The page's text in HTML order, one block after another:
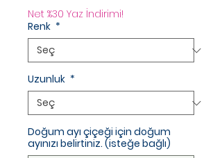
Net %30 Yaz İndirimi!
Renk *
Uzunluk *
Doğum ayı çiçeği için doğum
ayınızı belirtiniz. (isteğe bağlı)